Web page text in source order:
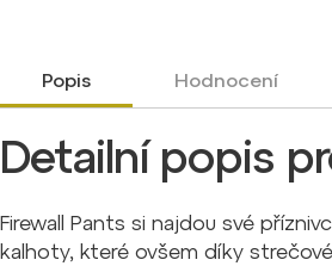
Popis Hodnocení
Detailní popis
Firewall Pants si najdou své
kalhoty, které ovšem díky